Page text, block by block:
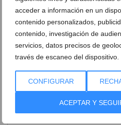
acceder a información en un
contenido personalizados,
contenido, investigación de
servicios, datos precisos de
través de escaneo del dispositivo.
CONFIGURAR
ACEPTAR Y
DEJA UN COMENTARIO